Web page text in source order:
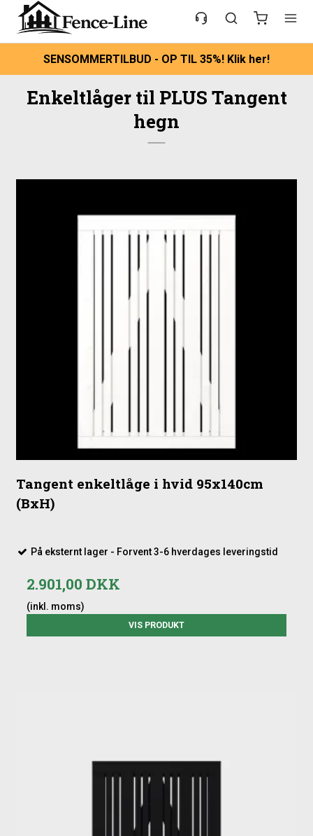
SENSOMMERTILBUD - OP TIL 35%! Klik her!
Enkeltlåger til PLUS Tangent
hegn
Tangent enkeltlåge i hvid 95x140cm
(BxH)
På eksternt lager - Forvent 3-6 hverdages leveringstid
2.901,00 DKK
(inkl. moms)
VIS PRODUKT